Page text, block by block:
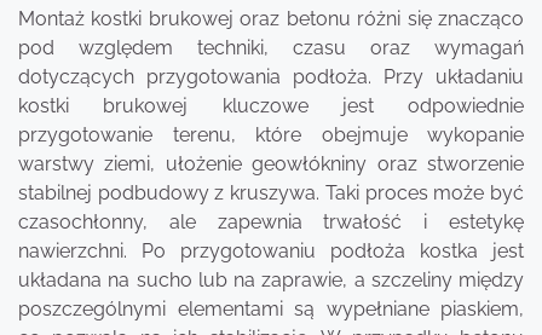
Montaż kostki brukowej oraz betonu różni się znacząco
pod względem techniki, czasu oraz wymagań
dotyczących przygotowania podłoża. Przy układaniu
kostki brukowej kluczowe jest odpowiednie
przygotowanie terenu, które obejmuje wykopanie
warstwy ziemi, ułożenie geowłókniny oraz stworzenie
stabilnej podbudowy z kruszywa. Taki proces może być
czasochłonny, ale zapewnia trwałość i estetykę
nawierzchni. Po przygotowaniu podłoża kostka jest
układana na sucho lub na zaprawie, a szczeliny między
poszczególnymi elementami są wypełniane piaskiem,